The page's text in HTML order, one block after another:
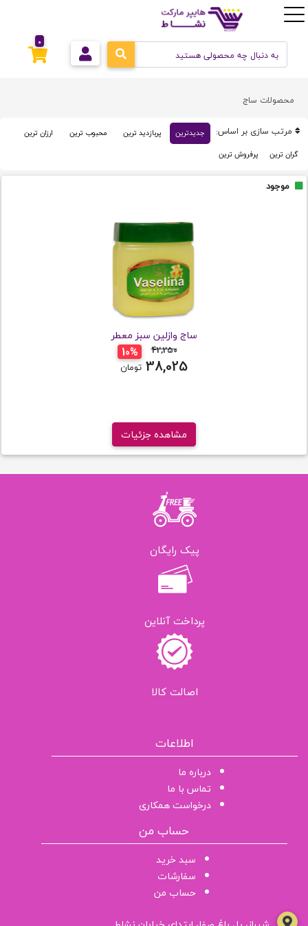
0
محصولات ساج
مرتب سازی بر اساس: جدیدترین پربازدید ترین محبوب ترین
ارزان ترین
گران ترین
پرفروش ترین
موجود
ساج وازلین سبز معطر
10%
42,250تومان
38,025 تومان
مشاهده جزئیات
پیک رایگان
پرداخت آنلاین
اصالت کالا
اطلاعات
درباره ما
تماس با ما
درخواست همکاری
حساب من
سبد خرید
سفارشات
حساب من